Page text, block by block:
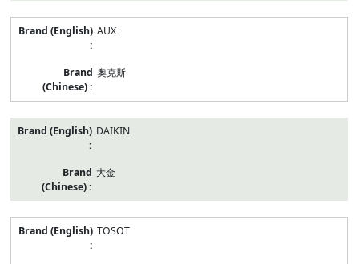
AUX
奧克斯
DAIKIN
大金
TOSOT